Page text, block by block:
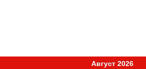
Август 2026